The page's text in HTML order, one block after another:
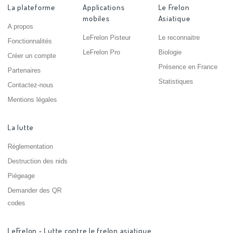
La plateforme
A propos
Fonctionnalités
Créer un compte
Partenaires
Contactez-nous
Mentions légales
Applications
mobiles
LeFrelon Pisteur
LeFrelon Pro
Le Frelon
Asiatique
Le reconnaitre
Biologie
Présence en France
Statistiques
La lutte
Réglementation
Destruction des nids
Piégeage
Demander des QR
codes
LeFrelon - Lutte contre le frelon asiatique